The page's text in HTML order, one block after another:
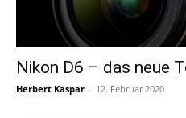
Nikon D6 – das neue
Herbert Kaspar - 12. Februar 2020